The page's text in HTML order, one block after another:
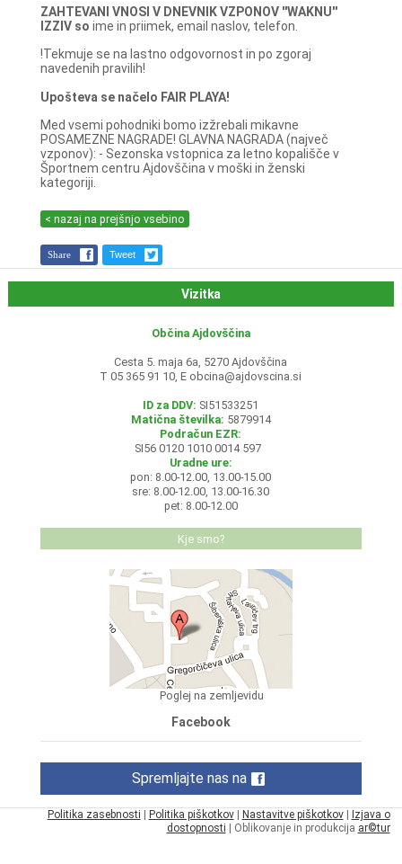
ZAHTEVANI VNOSI V DNEVNIK VZPONOV ''WAKNU''
IZZIV so ime in priimek, email naslov, telefon.
!Tekmuje se na lastno odgovornost in po zgoraj
navedenih pravilih!
Upošteva se načelo FAIR PLAYA!
Med vsemi pohodniki bomo izžrebali mikavne
POSAMEZNE NAGRADE! GLAVNA NAGRADA (največ
vzponov): - Sezonska vstopnica za letno kopališče v
Športnem centru Ajdovščina v moški in ženski
kategoriji.
< nazaj na prejšnjo vsebino
Share Tweet
Vizitka
Občina Ajdovščina
Cesta 5. maja 6a, 5270 Ajdovščina
T 05 365 91 10, E obcina@ajdovscina.si
ID za DDV: SI51533251
Matična številka: 5879914
Podračun EZR:
SI56 0120 1010 0014 597
Uradne ure:
pon: 8.00-12.00, 13.00-15.00
sre: 8.00-12.00, 13.00-16.30
pet: 8.00-12.00
Kje smo?
Poglej na zemljevidu
Facebook
Spremljajte nas na
Politika zasebnosti Politika piškotkov| Nastavitve piškotkov|
Izjava o
dostopnosti | Oblikovanje in produkcija ar©tur